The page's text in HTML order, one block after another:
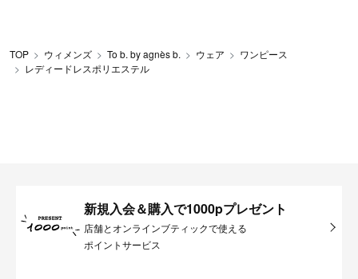
TOP ウィメンズ To b. by agnès b. ウェア
ワンピース
レディードレスポリエステル
新規入会＆購入で1000pプレゼント
店舗とオンラインブティックで使える
ポイントサービス